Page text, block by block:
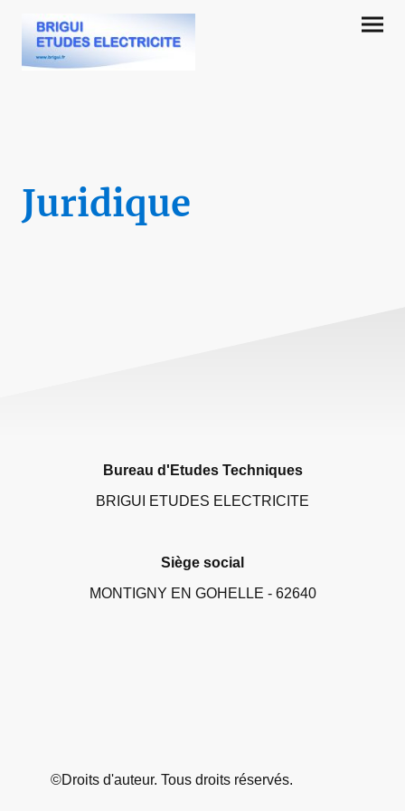
Juridique
Bureau d'Etudes Techniques
BRIGUI ETUDES ELECTRICITE
Siège social
MONTIGNY EN GOHELLE - 62640
©Droits d'auteur. Tous droits réservés.